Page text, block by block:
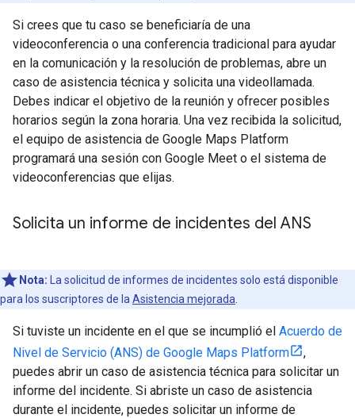
Si crees que tu caso se beneficiaría de una
videoconferencia o una conferencia tradicional para ayudar
en la comunicación y la resolución de problemas, abre un
caso de asistencia técnica y solicita una videollamada.
Debes indicar el objetivo de la reunión y ofrecer posibles
horarios según la zona horaria. Una vez recibida la solicitud,
el equipo de asistencia de Google Maps Platform
programará una sesión con Google Meet o el sistema de
videoconferencias que elijas.
Solicita un informe de incidentes del ANS
Nota: La solicitud de informes de incidentes solo está disponible
para los suscriptores de la Asistencia mejorada
Si tuviste un incidente en el que se incumplió el Acuerdo de
Nivel de Servicio (ANS) de Google Maps Platform
,
puedes abrir un caso de asistencia técnica para solicitar un
informe del incidente. Si abriste un caso de asistencia
durante el incidente, puedes solicitar un informe de